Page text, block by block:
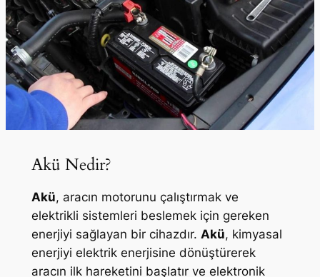
Akü Nedir?
Akü, aracın motorunu çalıştırmak ve
elektrikli sistemleri beslemek için gereken
enerjiyi sağlayan bir cihazdır. Akü, kimyasal
enerjiyi elektrik enerjisine dönüştürerek
aracın ilk hareketini başlatır ve elektronik